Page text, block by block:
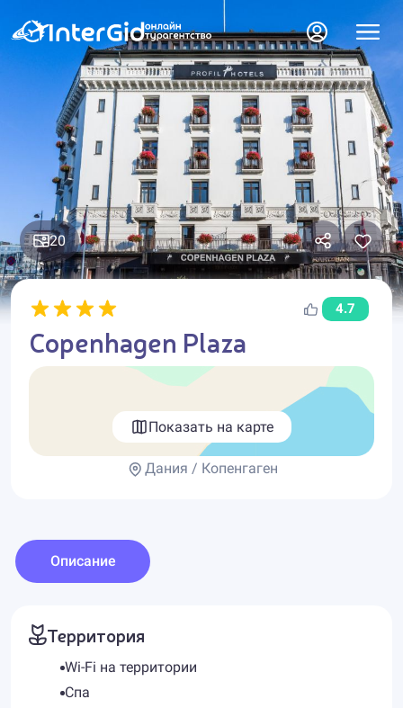
20
4.7
Copenhagen Plaza
Показать на карте
Дания / Копенгаген
Описание
Территория
Wi-Fi на территории
Спа